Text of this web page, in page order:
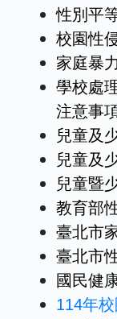
性別平
校園性
家庭暴
學校處
注意事
兒童及
兒童及
兒童暨
教育部
臺北市
臺北市
國民健
114年